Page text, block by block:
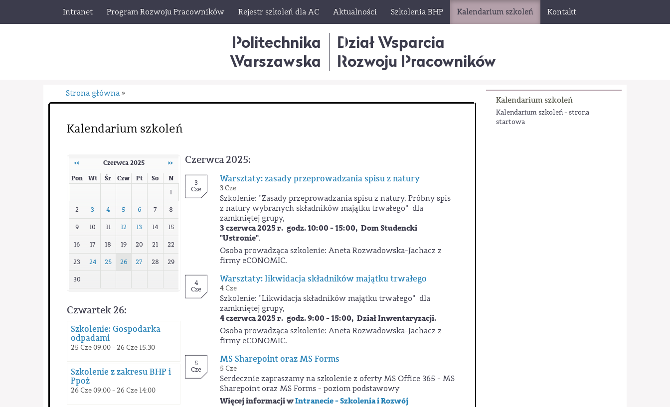
Intranet Program Rozwoju Pracowników Rejestr szkoleń dla AC Aktualności Szkolenia BHP Kalendarium szkoleń Kontakt
Politechnika
Warszawska
Dział Wsparcia
Rozwoju Pracowników
Kalendarium szkoleń
Kalendarium szkoleń - strona
startowa
Strona główna »
Kalendarium szkoleń
‹‹ Czerwca 2025
››
Pon
Wt Śr Czw Pt So N
1
2 3 4 5 6 7 8
9 10 11 12 13 14 15
16 17 18 19 20 21 22
23 24 25 26 27 28 29
30
Czwartek 26:
Szkolenie: Gospodarka
odpadami
25 Cze 09:00 - 26 Cze 15:30
Szkolenie z zakresu BHP i
Ppoż
26 Cze 09:00 - 26 Cze 14:00
Czerwca 2025:
3
Cze
Warsztaty: zasady przeprowadzania spisu z natury
3 Cze
Szkolenie: "Zasady przeprowadzania spisu z natury. Próbny spis
z natury wybranych składników majątku trwałego" dla
zamkniętej grupy,
3 czerwca 2025 r. godz. 10:00 - 15:00, Dom Studencki
"Ustronie".
Osoba prowadząca szkolenie: Aneta Rozwadowska-Jachacz z
firmy eCONOMIC.
4
Cze
Warsztaty: likwidacja składników majątku trwałego
4 Cze
Szkolenie: "Likwidacja składników majątku trwałego" dla
zamkniętej grupy,
4 czerwca 2025 r. godz. 9:00 - 15:00, Dział Inwentaryzacji.
Osoba prowadząca szkolenie: Aneta Rozwadowska-Jachacz z
firmy eCONOMIC.
5
Cze
MS Sharepoint oraz MS Forms
5 Cze
Serdecznie zapraszamy na szkolenie z oferty MS Office 365 - MS
Sharepoint oraz MS Forms - poziom podstawowy
Więcej informacji wIntranecie - Szkolenia i Rozwój